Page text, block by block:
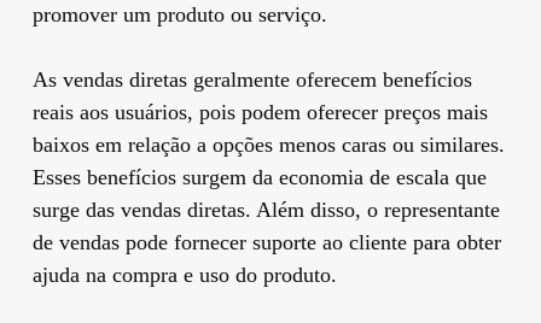
promover um produto ou serviço.
As vendas diretas geralmente oferecem benefícios
reais aos usuários, pois podem oferecer preços mais
baixos em relação a opções menos caras ou similares.
Esses benefícios surgem da economia de escala que
surge das vendas diretas. Além disso, o representante
de vendas pode fornecer suporte ao cliente para obter
ajuda na compra e uso do produto.